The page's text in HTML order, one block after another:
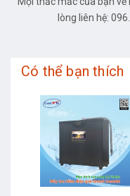
lòng liên hệ:
Có thể bạn thích